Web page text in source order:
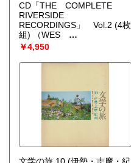
CD「THE COMPLETE
RIVERSIDE
RECORDINGS」 Vol.2 (4枚
組)
（WES
MONTGOMERY）
￥4,950